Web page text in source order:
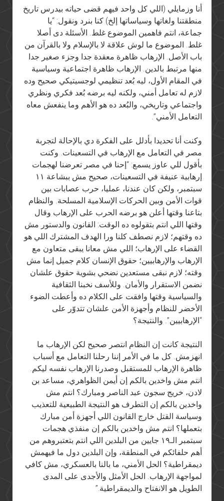
أنا وزمايلي (اللي كل واحد فيهم قضى حياته بيدرس تاريخ
منطقتنا ولغاتها وسياساتها إلخ) كنا بنرد ونقول: “يا
جماعة، انتم فاهمين الموضوع غلط. الأسئلة دى أصلا
غلط. الموضوع ما لوش علاقة لا بالإسلام ولا بالقرآن من
باب الأصل. الإرهاب ظاهرة معقدة جدا وجزء صغير جدا
منها مرتبط بالدين. الإرهاب ظاهرة اجتماعية وسياسية
في المقام الأول، ليه بُعد تنظيمي لوجسيتيكي صحيح وده
لازم له تعامل أمني، ولكنه ليه برضه بُعد فكري ونظري
واجتماعي وتاريخي، والبُعد ده هو الأهم وما ينفعش معاه
التعامل الأمني”.
وكنت أنا تحديدا بأدلل على الفكرة دي بالإحالة لتجربة
مصر في التعامل مع الإرهاب في التسعينات. وكنت
بأقول للي عاوز يسمع: “إحنا في مصر تعرضنا لهجمات
إرهابية عنيفة في التسعينات، صحيح مش ببشاعة ١١
سبتمبر، ولكن كان عندنا، عمليا، حرب عصابات بين
قوات الأمن وبين الحركات الإسلامية المسلحة. والنظام
بتاعنا وقتها أعلن هو برضه الحرب على الإرهاب وقال
وقتها اللي انتم بتقولوه ده الوقت: القانون والدستور مش
ده وقتهم؛ لازم نصطف كلنا ورا الهدف المشترك اللي هو
القضاء على الإرهاب؛ اللي مش معانا يبقى متعاون مع
الإرهاب والإرهابيين؛ حقوق الإنسان كلام جميل إنما مش
وقته؛ لازم نبقى مستعدين نضحي بشوية حقوق علشان
نضمن الاستقرار والأمان. وللأسف نخبنا الثقافية
والسياسية وقتها وافقت على الكلام ده وأعطت الضوء
الأخضر للنظام وأجهزة الأمن علشان تتدوّر على
“الإرهابيين”. والنتيجة؟
النتيجة كانت إن النظام انتصر صحيح لكن الإرهاب ما
انهزمش. كل ما في الأمر إننا رحلنا التعامل مع أسباب
ظاهرة الإرهاب للمستقبل وصدرنا الإرهاب نفسه ليكم.
انتم مش واخدين بالكم إن أيمن الظواهري، مساعد بن
لادن، خريج سجون عبد الناصر ومبارك؟ انتم مش
واخدين بالكم إن التطرف هو النتيجة الطبيعية للتعذيب
وسياسة القتل خارج القانون اللي أجهزة أمن مبارك
بتعملها؟ انتم مش واخدين بالكم إن منفذي هجمات
سبتمبر الـ١٩ جايين من البلدين اللي انتم بتعتبروهم من
أهم حلفائكم في المنطقة، وإن البلدين دول ما فيهمش
ديمقراطية؟ الحل الأمني، ما بالنا بالعسكري، مش كافي
لمواجهة الإرهاب. الحل الأمثل والأجدى على المدى
الطويل هو الانفتاح والديمقراطية.”